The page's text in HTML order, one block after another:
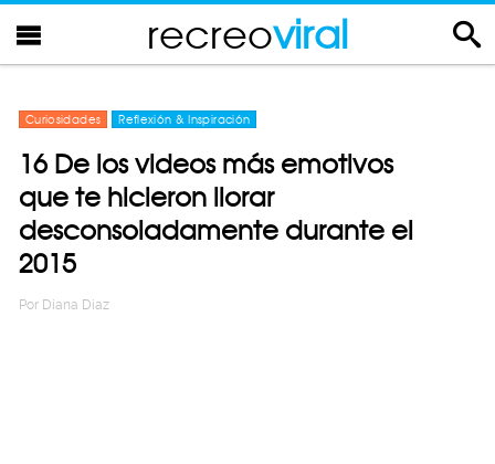
recreoviral
Curiosidades Reflexión & Inspiración
16 De los videos más emotivos
que te hicieron llorar
desconsoladamente durante el
2015
Por Diana Diaz